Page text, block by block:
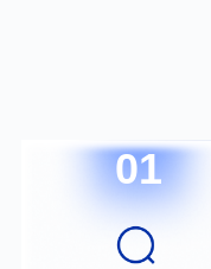
01